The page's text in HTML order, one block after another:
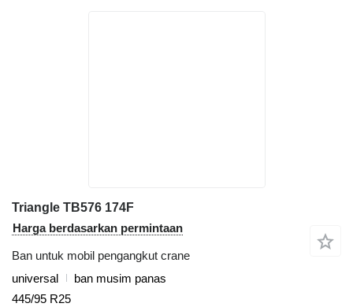
Triangle TB576 174F
Harga berdasarkan permintaan
Ban untuk mobil pengangkut crane
universal
ban musim panas
445/95 R25